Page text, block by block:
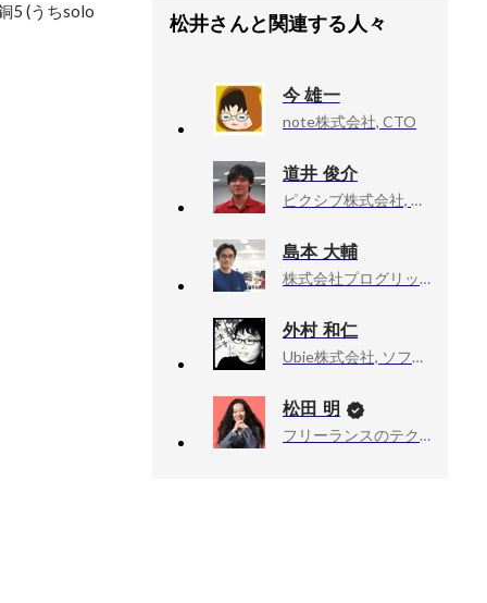
5 (うちsolo 松井さんと関連する人々
今 雄一
note株式会社, CTO
道井 俊介
ピクシブ株式会社, 執行役員 CTO
島本 大輔
株式会社プログリット, CTO / プロダクト開発部長
外村 和仁
Ubie株式会社, ソフトウェアエンジニア
松田 明
フリーランスのテクニカルアドバイザー業, 技術顧問